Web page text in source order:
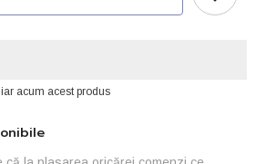
acum acest produs